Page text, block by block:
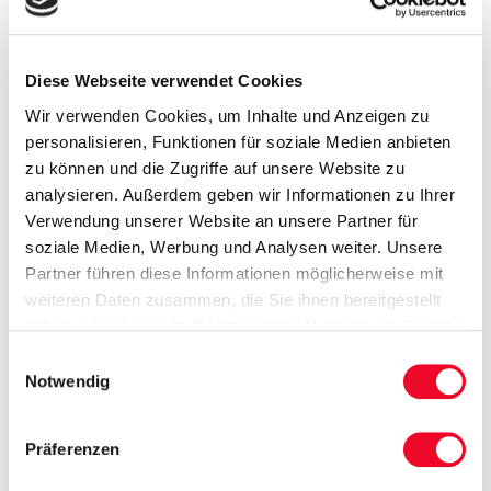
Diese Webseite verwendet Cookies
Wir verwenden Cookies, um Inhalte und Anzeigen zu
personalisieren, Funktionen für soziale Medien anbieten
zu können und die Zugriffe auf unsere Website zu
analysieren. Außerdem geben wir Informationen zu Ihrer
Verwendung unserer Website an unsere Partner für
soziale Medien, Werbung und Analysen weiter. Unsere
Partner führen diese Informationen möglicherweise mit
weiteren Daten zusammen, die Sie ihnen bereitgestellt
Notwendig
Präferenzen
kostenfreie Nutzung von Schwimmbad und Sauna
Radisson Blue Resort
10 x Übernachtung im 5-Sterne-Hotel „Radisson
Blu Resort“ in Standard-Zimmern
10 x Frühstücksbuffet
10 x Abendbuffet
Nutzung des Aquaparks kostenfrei (1 Std. täglich)
Eingangsuntersuchung durch Physiotherapeut